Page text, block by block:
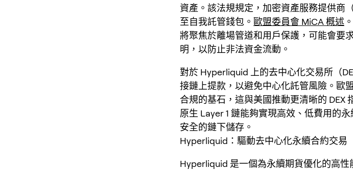
資產。該法規規定，加密資產服務提供商
至自我託管錢包。 歐盟委員會 MiCA 概述
將聚焦於離場管道和用戶保護，可能會要
明，以防止非法資金流動。
對於 Hyperliquid 上的去中心化交易所（
接鏈上提款，以避免中心化託管風險。歐
合規的基石，這與美國推動更清晰的 DEX
原生 Layer 1 鏈能夠實現高效、低費用的
安全的鏈下儲存。
Hyperliquid：驅動去中心化永續合約交易
Hyperliquid 是一個為永續期貨優化的高性